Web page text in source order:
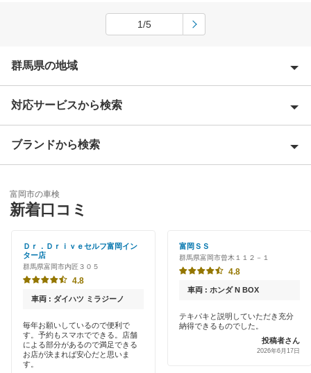
1/5
群馬県の地域
吾妻郡
伊勢崎市
邑楽郡
太田市
甘楽郡
北群馬郡
桐生市
佐波郡
渋川市
対応サービスから検索
Award 受賞店
特典あり
早割りあり
代車あり
ブランドから検索
「車検の速太郎」
オートバックス
中部自動車販売（チューブ＆BCN）
出光リテール車検
伊藤忠エネクス
宇佐美車検
富岡市の車検
新着口コミ
Ｄｒ．Ｄｒｉｖｅセルフ富岡イン
ター店
群馬県富岡市内匠３０５
4.8
車両 : ダイハツ ミラジーノ
毎年お願いしているので便利で
す。予約もスマホでできる。店舗
による部分があるので満足できる
お店が決まれば安心だと思いま
す。
富岡ＳＳ
群馬県富岡市曾木１１２－１
4.8
車両 : ホンダ N BOX
テキパキと説明していただき充分
納得できるものでした。
投稿者さん
2026年6月17日